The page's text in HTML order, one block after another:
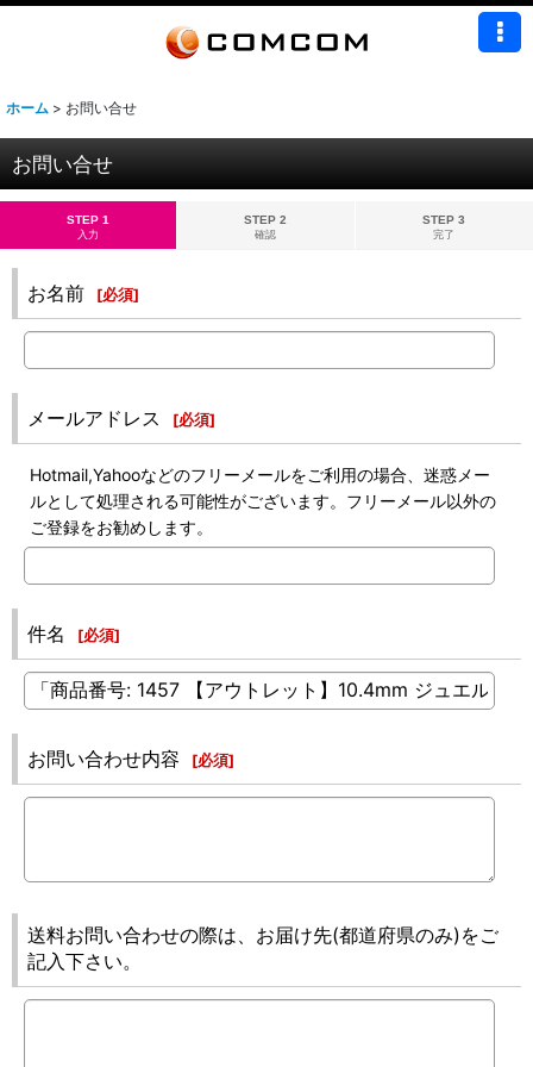
ホーム > お問い合せ
お問い合せ
STEP 1
入力
STEP 2
確認
STEP 3
完了
お名前 [必須]
メールアドレス [必須]
Hotmail,Yahooなどのフリーメールをご利用の場合、迷惑メー
ルとして処理される可能性がございます。フリーメール以外の
ご登録をお勧めします。
件名 [必須]
お問い合わせ内容 [必須]
送料お問い合わせの際は、お届け先(都道府県のみ)をご
記入下さい。